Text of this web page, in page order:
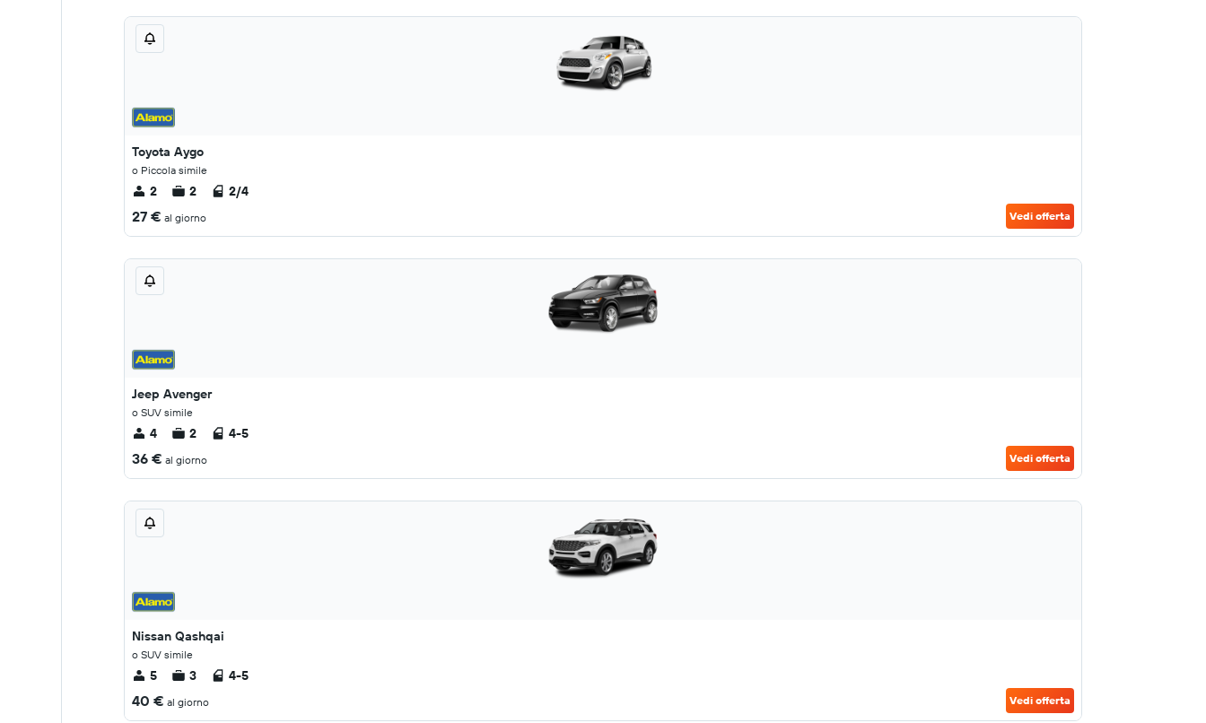
Toyota Aygo
o Piccola simile
2 2 2/4
27 € al giorno Vedi offerta
Jeep Avenger
o SUV simile
4 2 4-5
36 € al giorno Vedi offerta
Nissan Qashqai
o SUV simile
5 3 4-5
40 € al giorno Vedi offerta